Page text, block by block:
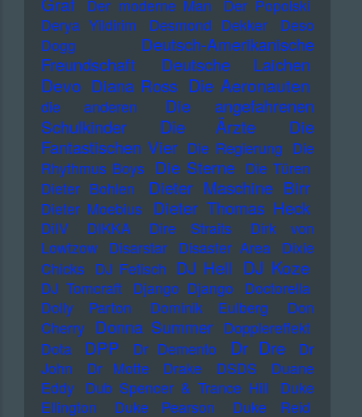
Der moderne Man
Der Popolski
Derya Yildirim
Desmond Dekker
Deso
Dogg
Deutsch-Amerikanische
Freundschaft
Deutsche Laichen
Devo Diana Ross Die Aeronauten
die anderen
Die angefahrenen
Schulkinder
Die Ärzte
Die
Fantastischen Vier Die Regierung Die
Rhythmus Boys Die Sterne Die Türen
Dieter Bohlen
Dieter Maschine Birr
Dieter Moebius Dieter Thomas Heck
DiIV DIKKA Dire Straits
Dirk von
Lowtzow
Disarstar Disaster Area
Dixie
Chicks DJ Fetisch DJ Hell DJ Koze
DJ Tomcraft Django Django
Doctorella
Dolly Parton
Dominik Eulberg
Don
Cherry Donna Summer Dopplereffekt
Dota
DPP Dr Demento Dr Dre
Dr
John
Dr Motte Drake DSDS
Duane
Eddy
Dub Spencer & Trance Hill
Duke
Ellington
Duke Pearson
Duke Reid